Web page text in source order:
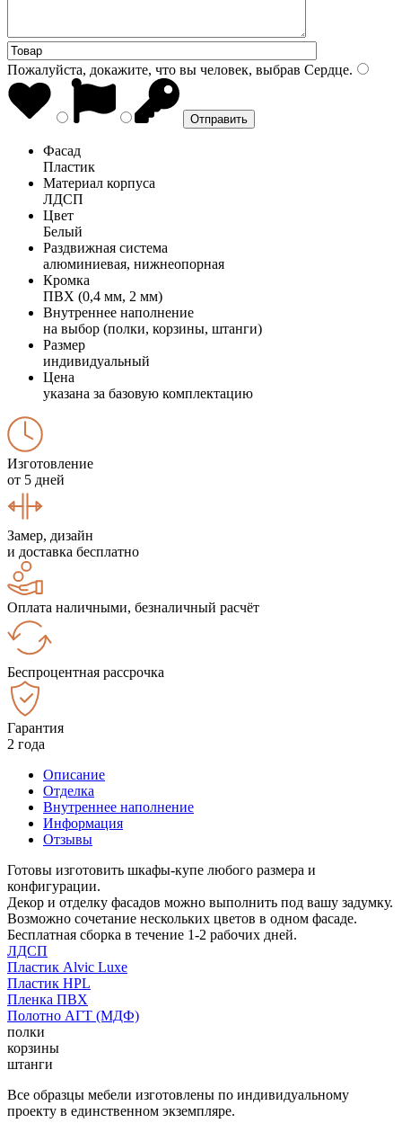
Пожалуйста, докажите, что вы человек, выбрав Сердце.
Фасад
Пластик
Материал корпуса
ЛДСП
Цвет
Белый
Раздвижная система
алюминиевая, нижнеопорная
Кромка
ПВХ (0,4 мм, 2 мм)
Внутреннее наполнение
на выбор (полки, корзины, штанги)
Размер
индивидуальный
Цена
указана за базовую комплектацию
Изготовление
от 5 дней
Замер, дизайн
и доставка бесплатно
Оплата наличными, безналичный расчёт
Беспроцентная рассрочка
Гарантия
2 года
Описание
Отделка
Внутреннее наполнение
Информация
Отзывы
Готовы изготовить шкафы-купе любого размера и
конфигурации.
Декор и отделку фасадов можно выполнить под вашу задумку.
Возможно сочетание нескольких цветов в одном фасаде.
Бесплатная сборка в течение 1-2 рабочих дней.
ЛДСП
Пластик Alvic Luxe
Пластик HPL
Пленка ПВХ
Полотно АГТ (МДФ)
полки
корзины
штанги
Все образцы мебели изготовлены по индивидуальному
проекту в единственном экземпляре.